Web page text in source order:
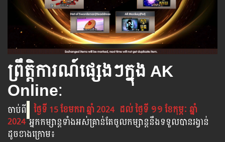
ព្រឹត្តិការណ៍ផ្សេងៗក្នុង AK
Online:
ចាប់​ពី ថ្ងៃទី 15 ខែមករា ឆ្នាំ 2024 ដល់​ ថ្ងៃទី ១១ ខែកុម្ភៈ ឆ្នាំ
2024អ្នក​កម្សាន្ដ​ទាំងអស់​គ្រាន់​តែ​ចូល​កម្សាន្ដ​នឹង​ទទួល​បាន​រង្វាន់​
ដូចខាងក្រោម​៖